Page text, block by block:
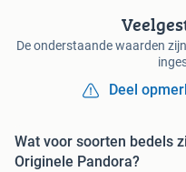
De onderstaande waarden
Deel
Wat voor soorten bedels
Originele Pandora?